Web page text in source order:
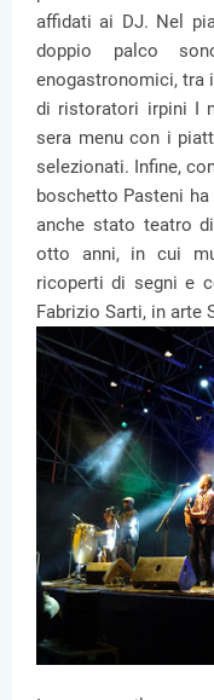
affidati ai DJ. Nel
doppio palco
enogastronomici, tra
di ristoratori irpini I
sera menu con i
selezionati. Infine,
boschetto Pasteni
anche stato teatro
otto anni, in cui
ricoperti di segni e
Fabrizio Sarti, in arte